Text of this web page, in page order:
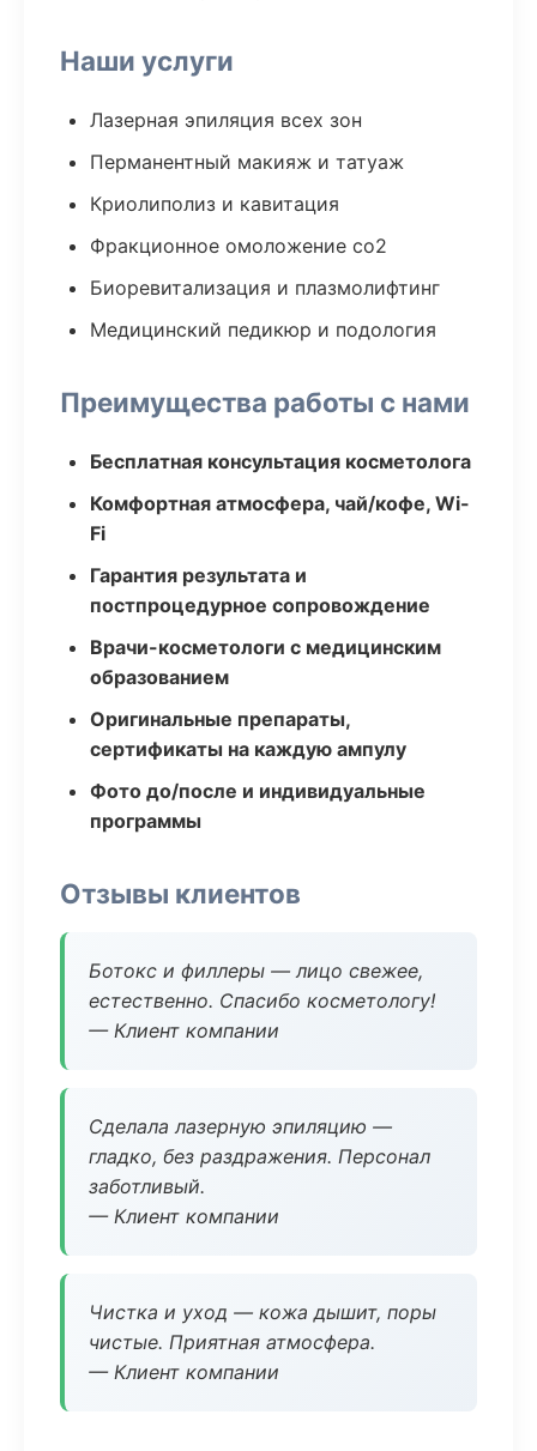
Наши услуги
Лазерная эпиляция всех зон
Перманентный макияж и татуаж
Криолиполиз и кавитация
Фракционное омоложение co2
Биоревитализация и плазмолифтинг
Медицинский педикюр и подология
Преимущества работы с нами
Бесплатная консультация косметолога
Комфортная атмосфера, чай/кофе, Wi-
Fi
Гарантия результата и
постпроцедурное сопровождение
Врачи-косметологи с медицинским
образованием
Оригинальные препараты,
сертификаты на каждую ампулу
Фото до/после и индивидуальные
программы
Отзывы клиентов
Ботокс и филлеры — лицо свежее,
естественно. Спасибо косметологу!
— Клиент компании
Сделала лазерную эпиляцию —
гладко, без раздражения. Персонал
заботливый.
— Клиент компании
Чистка и уход — кожа дышит, поры
чистые. Приятная атмосфера.
— Клиент компании